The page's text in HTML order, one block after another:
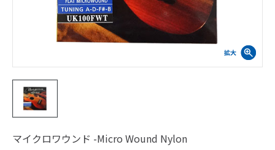
マイクロワウンド -Micro Wound Nylon